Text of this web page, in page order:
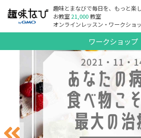
趣味とまなびで毎日を、もっと楽
お教室21,000教室
オンラインレッスン・ワークショ
ワークショップ